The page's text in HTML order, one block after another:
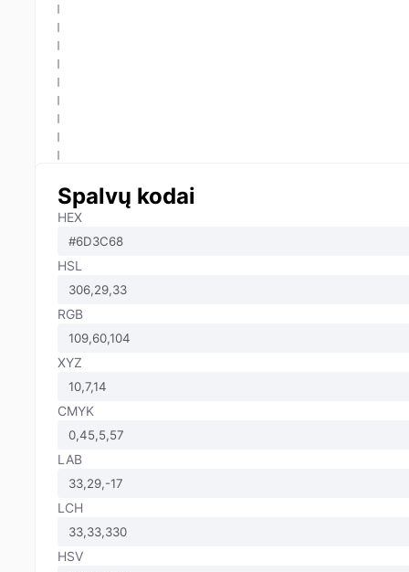
Spalvų kodai
HEX
HSL
RGB
XYZ
CMYK
LAB
LCH
HSV